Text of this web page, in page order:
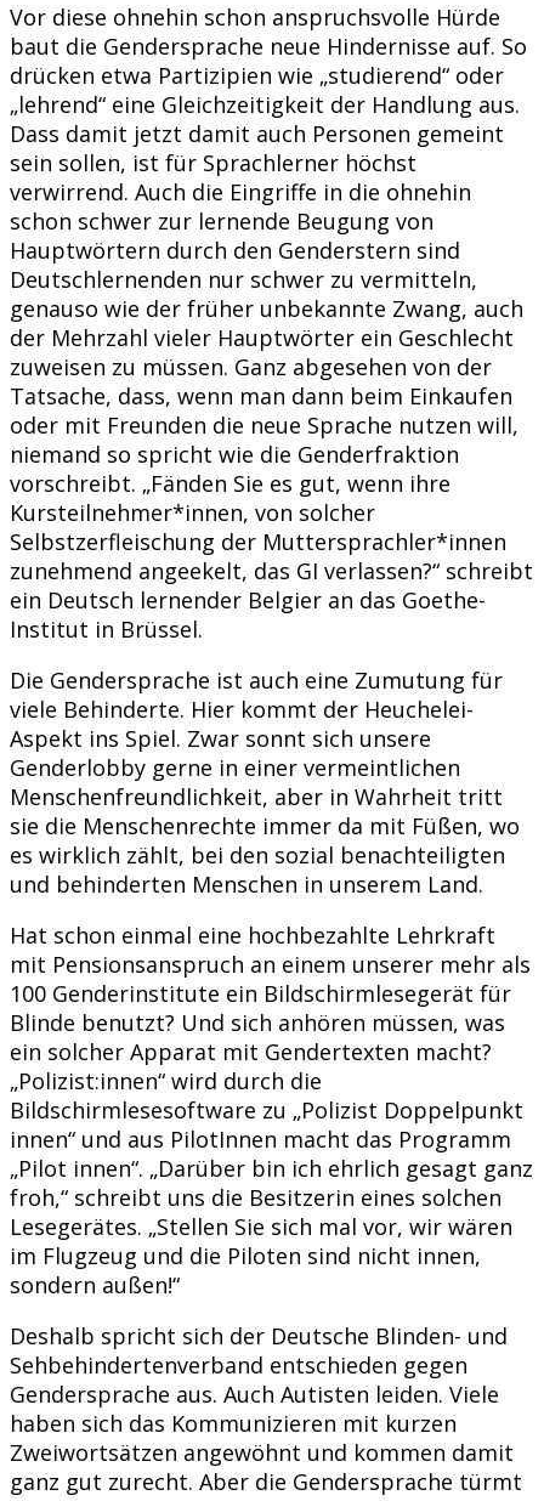
Vor diese ohnehin schon anspruchsvolle Hürde
baut die Gendersprache neue Hindernisse auf. So
drücken etwa Partizipien wie „studierend“ oder
„lehrend“ eine Gleichzeitigkeit der Handlung aus.
Dass damit jetzt damit auch Personen gemeint
sein sollen, ist für Sprachlerner höchst
verwirrend. Auch die Eingriffe in die ohnehin
schon schwer zur lernende Beugung von
Hauptwörtern durch den Genderstern sind
Deutschlernenden nur schwer zu vermitteln,
genauso wie der früher unbekannte Zwang, auch
der Mehrzahl vieler Hauptwörter ein Geschlecht
zuweisen zu müssen. Ganz abgesehen von der
Tatsache, dass, wenn man dann beim Einkaufen
oder mit Freunden die neue Sprache nutzen will,
niemand so spricht wie die Genderfraktion
vorschreibt. „Fänden Sie es gut, wenn ihre
Kursteilnehmer*innen, von solcher
Selbstzerfleischung der Muttersprachler*innen
zunehmend angeekelt, das GI verlassen?“ schreibt
ein Deutsch lernender Belgier an das Goethe-
Institut in Brüssel.
Die Gendersprache ist auch eine Zumutung für
viele Behinderte. Hier kommt der Heuchelei-
Aspekt ins Spiel. Zwar sonnt sich unsere
Genderlobby gerne in einer vermeintlichen
Menschenfreundlichkeit, aber in Wahrheit tritt
sie die Menschenrechte immer da mit Füßen, wo
es wirklich zählt, bei den sozial benachteiligten
und behinderten Menschen in unserem Land.
Hat schon einmal eine hochbezahlte Lehrkraft
mit Pensionsanspruch an einem unserer mehr als
100 Genderinstitute ein Bildschirmlesegerät für
Blinde benutzt? Und sich anhören müssen, was
ein solcher Apparat mit Gendertexten macht?
„Polizist:innen“ wird durch die
Bildschirmlesesoftware zu „Polizist Doppelpunkt
innen“ und aus PilotInnen macht das Programm
„Pilot innen“. „Darüber bin ich ehrlich gesagt ganz
froh,“ schreibt uns die Besitzerin eines solchen
Lesegerätes. „Stellen Sie sich mal vor, wir wären
im Flugzeug und die Piloten sind nicht innen,
sondern außen!“
Deshalb spricht sich der Deutsche Blinden- und
Sehbehindertenverband entschieden gegen
Gendersprache aus. Auch Autisten leiden. Viele
haben sich das Kommunizieren mit kurzen
Zweiwortsätzen angewöhnt und kommen damit
ganz gut zurecht. Aber die Gendersprache türmt